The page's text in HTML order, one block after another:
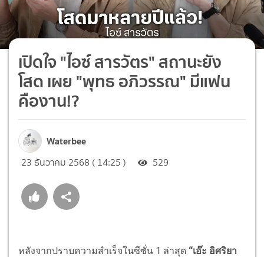
เปิดใจ "ไอซ์ สารวัตร" สถานะยัง
โสด เผย "พุทธ อภิวรรณ" มีแฟน
คืองาน!?
Waterbee
23 ธันวาคม 2568 ( 14:25 ) 529
หลังจากปราบความสำเร็จในซีซั่น 1 ล่าสุด “เอ๊ะ อิศริยา